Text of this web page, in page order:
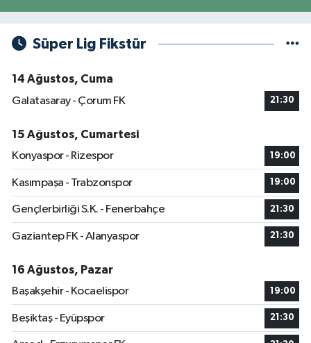
Süper Lig Fikstür
14 Ağustos, Cuma
Galatasaray - Çorum FK
21:30
15 Ağustos, Cumartesi
Konyaspor - Rizespor
19:00
Kasımpaşa - Trabzonspor 19:00
Gençlerbirliği S.K. - Fenerbahçe 21:30
Gaziantep FK - Alanyaspor 21:30
16 Ağustos, Pazar
Başakşehir - Kocaelispor
19:00
Beşiktaş - Eyüpspor 21:30